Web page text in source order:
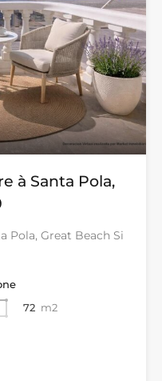
à Santa Pola,
Pola, Great Beach Si
72 m2